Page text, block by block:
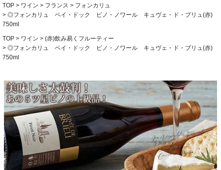
TOP ワイン フランス
フォンカリュ
◎フォンカリュ ペイ・ドック ピノ・ノワール キュヴェ・ド・ブリュ(赤)
750ml
TOP ワイン
(赤)飲み易くフルーティー
◎フォンカリュ ペイ・ドック ピノ・ノワール キュヴェ・ド・ブリュ(赤)
750ml